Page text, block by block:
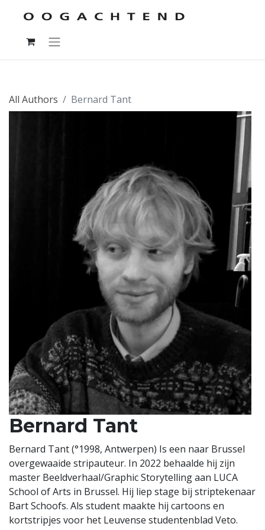
All Authors Bernard Tant
Bernard Tant
Bernard Tant (°1998, Antwerpen) Is een naar Brussel
overgewaaide stripauteur. In 2022 behaalde hij zijn
master Beeldverhaal/Graphic Storytelling aan LUCA
School of Arts in Brussel. Hij liep stage bij striptekenaar
Bart Schoofs. Als student maakte hij cartoons en
kortstripjes voor het Leuvense studentenblad Veto.